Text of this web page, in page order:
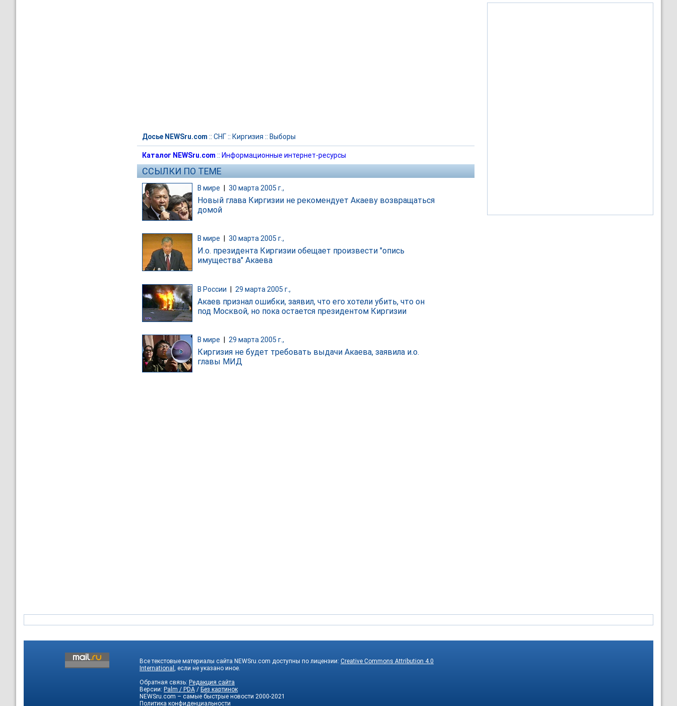
Досье NEWSru.com :: СНГ:: Киргизия :: Выборы
Каталог NEWSru.com :: Информационные интернет-ресурсы
ССЫЛКИ ПО ТЕМЕ
В мире 30 марта 2005 г.,
Новый глава Киргизии не рекомендует Акаеву возвращаться
домой
В мире 30 марта 2005 г.,
И.о. президента Киргизии обещает произвести "опись
имущества" Акаева
В России | 29 марта 2005 г.,
Акаев признал ошибки, заявил, что его хотели убить, что он
под Москвой, но пока остается президентом Киргизии
В мире 29 марта 2005 г.,
Киргизия не будет требовать выдачи Акаева, заявила и.о.
главы МИД
Все текстовые материалы сайта NEWSru.com доступны по лицензии: Creative Commons Attribution 4.0
International , если не указано иное.
Обратная связь: Редакция сайта
Версии: Palm / PDA / Без картинок
NEWSru.com – самые быстрые новости 2000-2021
Политика конфиденциальности